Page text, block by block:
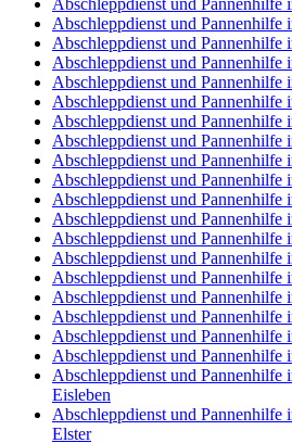
Abschleppdienst und Pannenhilfe
Abschleppdienst und Pannenhilfe
Abschleppdienst und Pannenhilfe
Abschleppdienst und Pannenhilfe
Abschleppdienst und
Abschleppdienst und Pannenhilfe
Abschleppdienst und Pannenhilfe
Abschleppdienst und Pannenhilfe
Abschleppdienst und Pannenhilfe
Abschleppdienst und Pannenhilfe
Abschleppdienst und Pannenhilfe
Abschleppdienst und Pannenhilfe
Abschleppdienst und Pannenhilfe
Abschleppdienst und Pannenhilfe
Abschleppdienst und Pannenhilfe
Abschleppdienst und Pannenhilfe
Abschleppdienst und Pannenhilfe
Abschleppdienst und Pannenhilfe
Abschleppdienst und Pannenhilfe
Eisleben
Abschleppdienst und Pannenhilfe
Elster